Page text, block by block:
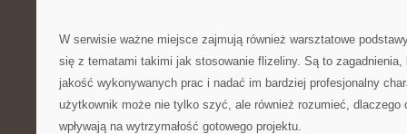
W serwisie ważne miejsce zajmują również warsztatowe
się z tematami takimi jak stosowanie flizeliny. Są to zagadnienia,
jakość wykonywanych prac i nadać im bardziej profesjonalny
użytkownik może nie tylko szyć, ale również rozumieć, dlaczego
wpływają na wytrzymałość gotowego projektu.